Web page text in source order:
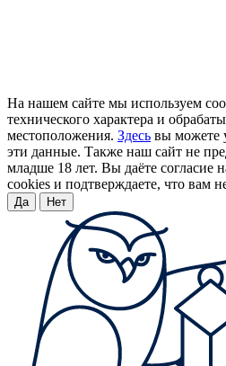
На нашем сайте мы используем
технического характера и
местоположения. Здесь вы можете
эти данные. Также наш сайт не
младше 18 лет. Вы даёте согласие
cookies и подтверждаете, что вам
Да Нет